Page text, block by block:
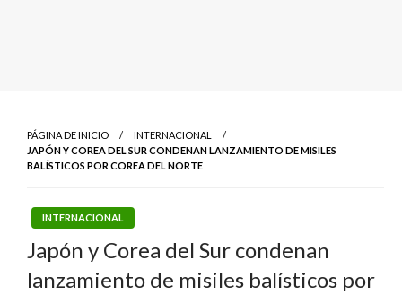
PÁGINA DE INICIO
INTERNACIONAL
JAPÓN Y COREA DEL SUR CONDENAN LANZAMIENTO DE MISILES
BALÍSTICOS POR COREA DEL NORTE
INTERNACIONAL
Japón y Corea del Sur condenan
lanzamiento de misiles balísticos por